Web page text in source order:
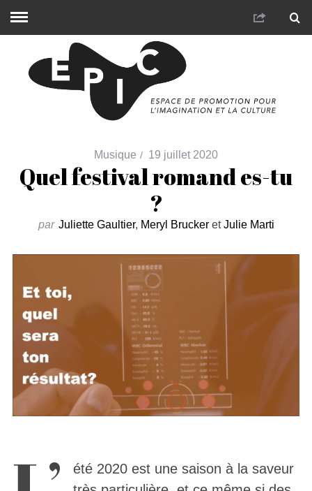
Musique 19 juillet 2020
Quel festival romand es-tu
?
par Juliette Gaultier, Meryl BruckeretJulie Marti
été 2020 est une saison à la saveur